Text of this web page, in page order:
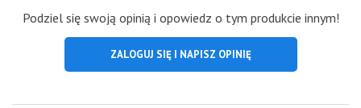
Podziel się swoją opinią i opowiedz o tym produkcie innym!
ZALOGUJ SIĘ I NAPISZ OPINIĘ